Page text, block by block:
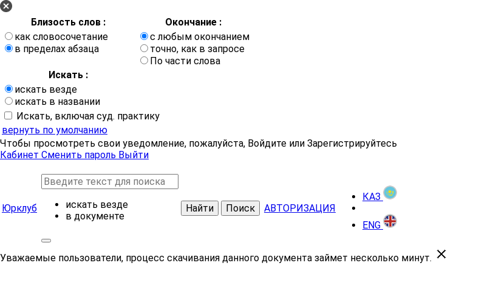
Близость слов :
Окончание :
как словосочетание
в пределах абзаца
с любым окончанием
точно, как в запросе
По части слова
Искать :
искать везде
искать в названии
Искать, включая суд. практику
вернуть по умолчанию
Чтобы просмотреть свои уведомление, пожалуйста, Войдите или Зарегистрируйтесь
Кабинет Сменить пароль Выйти
Юрклуб
искать везде
в документе
Найти Поиск АВТОРИЗАЦИЯ
КАЗ
ENG
Уважаемые пользователи, процесс скачивания данного документа займет несколько минут.